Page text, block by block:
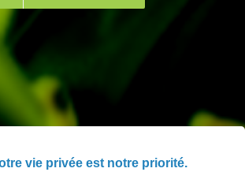
vie privée est notre priorité.
PARTAGER